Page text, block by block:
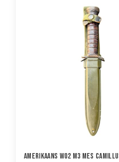
Amerikaans WO2 M3 Mes